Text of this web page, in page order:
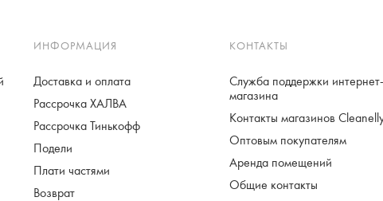
ИНФОРМАЦИЯ
Доставка и оплата
Рассрочка ХАЛВА
Рассрочка Тинькофф
Подели
Плати частями
Возврат
КОНТАКТЫ
Служба поддержки интернет-
магазина
Контакты магазинов
Оптовым покупателям
Аренда помещений
Общие контакты